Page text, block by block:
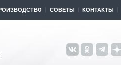
СОВЕТЫ КОНТАКТЫ